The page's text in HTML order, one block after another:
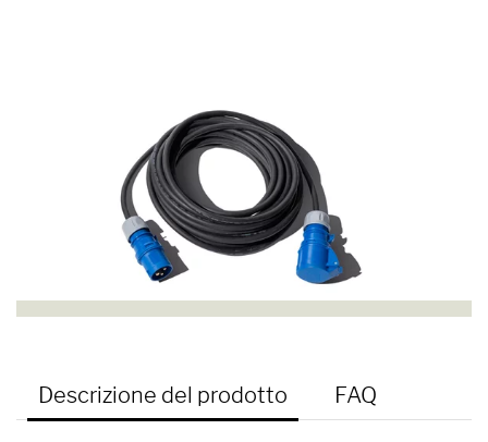
Descrizione del prodotto FAQ